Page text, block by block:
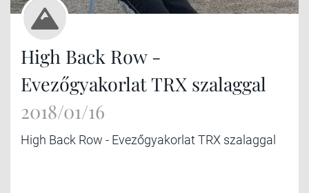
High Back Row -
Evezőgyakorlat TRX szalaggal
2018/01/16
High Back Row - Evezőgyakorlat TRX szalaggal